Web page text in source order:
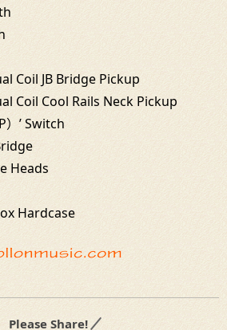
Coil JB Bridge Pickup
Coil Cool Rails Neck Pickup
）’ Switch
Heads
Hardcase
Please Share!